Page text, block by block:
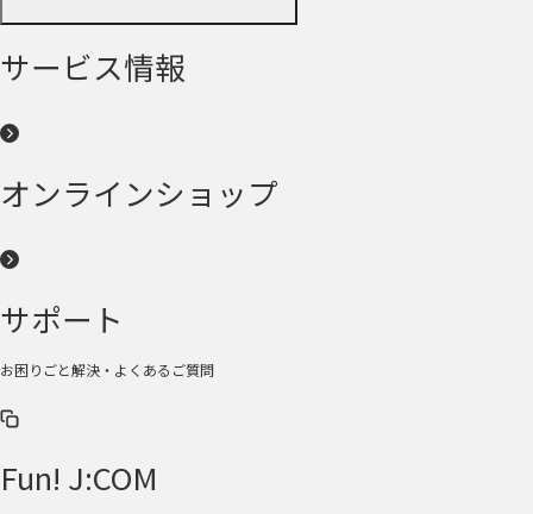
サービス情報
オンラインショップ
サポート
お困りごと解決・よくあるご質問
Fun! J:COM